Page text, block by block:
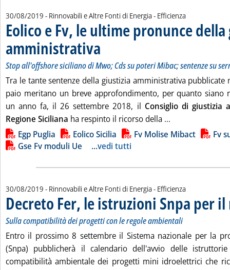
30/08/2019 - Rinnovabili e Altre Fonti di Energia - Efficienza
Eolico e Fv, le ultime pronunce
amministrativa . Sottotitolo: Stop all'offshore siciliano di Mwo;
. Pubblicata venerdì 30 agosto 2019 alle 13.47.
Stop all'offshore siciliano di Mwo; Cds su poteri Mibac; sentenze su
Tra le tante sentenze della giustizia amministrativa pubblicate
paio meritano un breve approfondimento, per quanto siano
un anno fa, il 26 settembre 2018, il Consiglio di giustizia
Regione Siciliana ha respinto il ricorso della ...
Lista allegati PDF alla notizia
Egp Puglia Eolico Sicilia Fv Molise Mibact
Fv
Gse Fv moduli Ue
...vedi tutti
30/08/2019 - Rinnovabili e Altre Fonti di Energia - Efficienza
Decreto Fer, le istruzioni Snpa per
Sulla compatibilità dei progetti con le regole ambientali
Entro il prossimo 8 settembre il Sistema nazionale per la
(Snpa) pubblicherà il calendario dell'avvio delle
compatibilità ambientale dei progetti mini idroelettrici che